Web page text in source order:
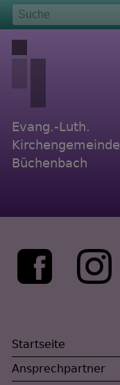
Direkt
zum
Inhalt
Evang.-Luth.
Kirchengemeinde
Büchenbach
Startseite
Ansprechpartner